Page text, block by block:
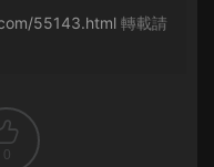
55143.html 轉載請
0